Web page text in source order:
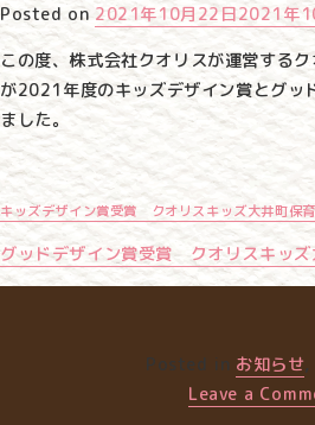
Posted on 2021年10月22日2021年
この度、株式会社クオリスが運営する
が2021年度のキッズデザイン賞とグッ
ました。
キッズデザイン賞受賞 クオリスキッズ大井町保
グッドデザイン賞受賞 クオリスキッズ
Posted in お知らせ
Leave a